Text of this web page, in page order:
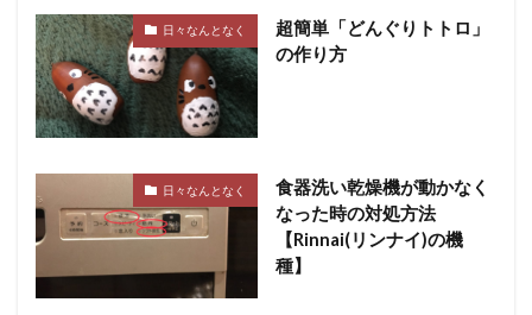
日々なんとなく
超簡単「どんぐりトトロ」
の作り方
日々なんとなく
食器洗い乾燥機が動かなく
なった時の対処方法
【Rinnai(リンナイ)の機
種】